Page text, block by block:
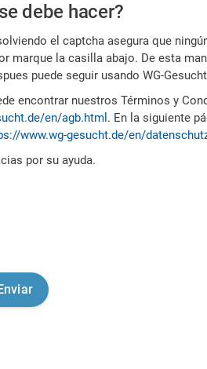
debe hacer?
el captcha asegura que
marque la casilla abajo. De esta
puede seguir usando WG-
encontrar nuestros Términos y
en/agb.html . En la siguiente
www.wg-gesucht.de/en/
por su ayuda.